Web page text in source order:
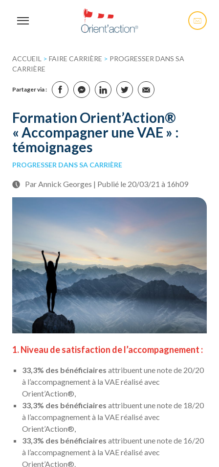
ACCUEIL > FAIRE CARRIÈRE > PROGRESSER DANS SA
CARRIÈRE
Partager via :
Formation Orient’Action®
« Accompagner une VAE » :
témoignages
PROGRESSER DANS SA CARRIÈRE
Par Annick Georges | Publié le 20/03/21 à 16h09
1. Niveau de satisfaction de l’accompagnement :
33,3% des bénéficiaires attribuent une note de 20/20
à l’accompagnement à la VAE réalisé avec
Orient’Action®,
33,3% des bénéficiaires attribuent une note de 18/20
à l’accompagnement à la VAE réalisé avec
Orient’Action®,
33,3% des bénéficiaires attribuent une note de 16/20
à l’accompagnement à la VAE réalisé avec
Orient’Action®.